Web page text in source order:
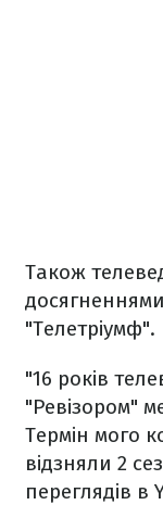
Також
"Телетріумф".
"16 років
"Ревізором"
Термін мого
відзняли 2
переглядів в